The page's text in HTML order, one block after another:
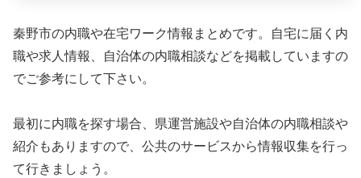
秦野市の内職や在宅ワーク情報まとめです。自宅に届く内
職や求人情報、自治体の内職相談などを掲載していますの
でご参考にして下さい。
最初に内職を探す場合、県運営施設や自治体の内職相談や
紹介もありますので、公共のサービスから情報収集を行っ
て行きましょう。